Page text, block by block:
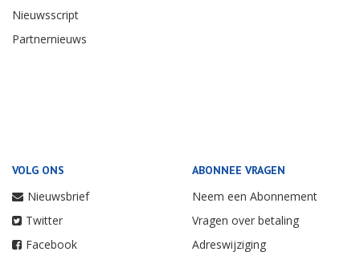
Nieuwsscript
Partnernieuws
VOLG ONS
Nieuwsbrief
Twitter
Facebook
ABONNEE VRAGEN
Neem een Abonnement
Vragen over betaling
Adreswijziging